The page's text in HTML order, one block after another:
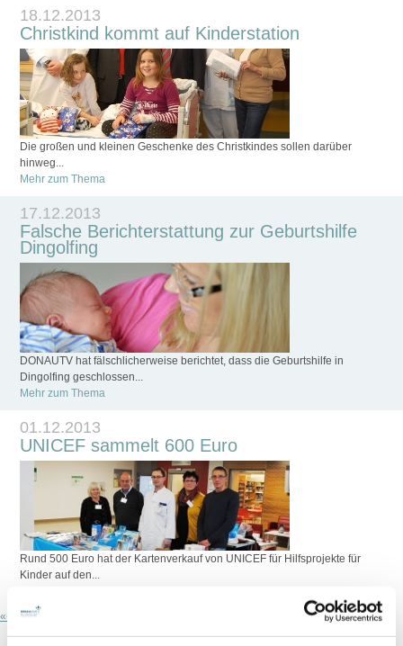
18.12.2013
Christkind kommt auf Kinderstation
Die großen und kleinen Geschenke des Christkindes sollen darüber
hinweg...
Mehr zum Thema
17.12.2013
Falsche Berichterstattung zur Geburtshilfe
Dingolfing
DONAUTV hat fälschlicherweise berichtet, dass die Geburtshilfe in
Dingolfing geschlossen...
Mehr zum Thema
01.12.2013
UNICEF sammelt 600 Euro
Rund 500 Euro hat der Kartenverkauf von UNICEF für Hilfsprojekte für
Kinder auf den...
«‹ ...190